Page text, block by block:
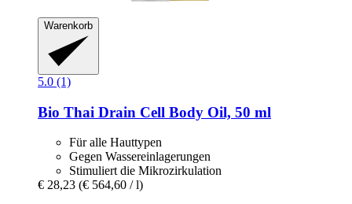
Warenkorb
5.0 (1)
Bio Thai Drain Cell Body Oil, 50 ml
Für alle Hauttypen
Gegen Wassereinlagerungen
Stimuliert die Mikrozirkulation
€ 28,23 (€ 564,60 / l)